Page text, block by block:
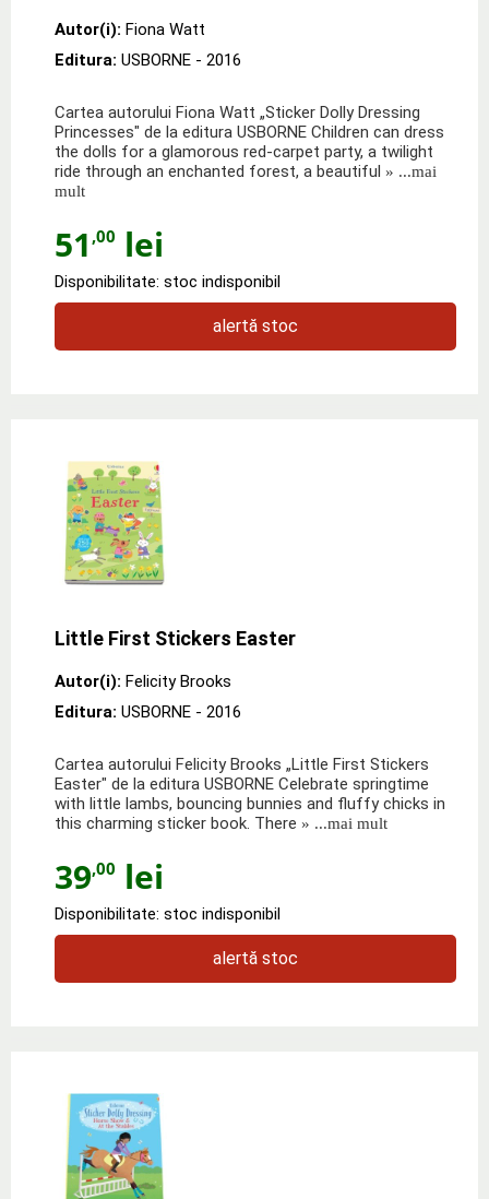
Autor(i): Fiona Watt
Editura: USBORNE - 2016
Cartea autorului Fiona Watt „Sticker Dolly Dressing
Princesses" de la editura USBORNE Children can dress
the dolls for a glamorous red-carpet party, a twilight
ride through an enchanted forest, a beautiful » ...mai
mult
51 ,00 lei
Disponibilitate: stoc indisponibil
alertă stoc
Little First Stickers Easter
Autor(i): Felicity Brooks
Editura: USBORNE - 2016
Cartea autorului Felicity Brooks „Little First Stickers
Easter" de la editura USBORNE Celebrate springtime
with little lambs, bouncing bunnies and fluffy chicks in
this charming sticker book. There » ...mai mult
39,00 lei
Disponibilitate: stoc indisponibil
alertă stoc